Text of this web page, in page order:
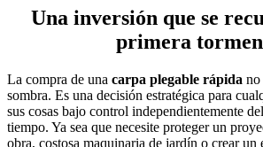
Una inversión que se
primera
La compra de una carpa plegable rápida no
sombra. Es una decisión estratégica para
sus cosas bajo control independientemente
tiempo. Ya sea que necesite proteger un
obra, costosa maquinaria de jardín o crear un